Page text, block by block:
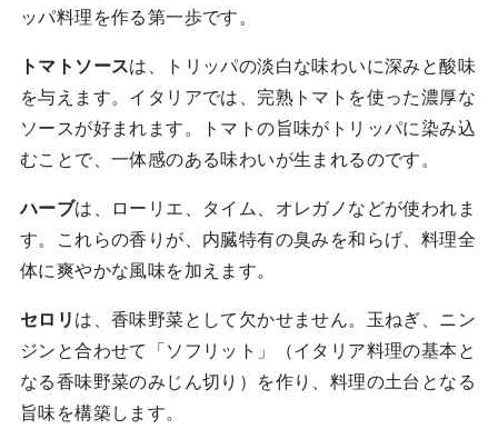
ッパ料理を作る第一歩です。
トマトソースは、トリッパの淡白な味わいに深みと酸味
を与えます。イタリアでは、完熟トマトを使った濃厚な
ソースが好まれます。トマトの旨味がトリッパに染み込
むことで、一体感のある味わいが生まれるのです。
ハーブは、ローリエ、タイム、オレガノなどが使われま
す。これらの香りが、内臓特有の臭みを和らげ、料理全
体に爽やかな風味を加えます。
セロリは、香味野菜として欠かせません。玉ねぎ、ニン
ジンと合わせて「ソフリット」（イタリア料理の基本と
なる香味野菜のみじん切り）を作り、料理の土台となる
旨味を構築します。